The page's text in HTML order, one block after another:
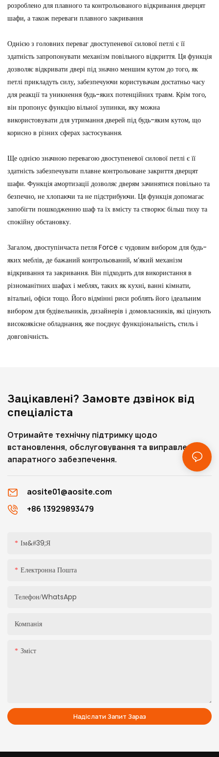
розроблено для плавного та контрольованого відкривання дверцят
шафи, а також переваги плавного закривання
Однією з головних переваг двоступеневої силової петлі є її
здатність запропонувати механізм повільного відкриття. Ця функція
дозволяє відкривати двері під значно меншим кутом до того, як
петлі прикладуть силу, забезпечуючи користувачам достатньо часу
для реакції та уникнення будь-яких потенційних травм. Крім того,
він пропонує функцію вільної зупинки, яку можна
використовувати для утримання дверей під будь-яким кутом, що
корисно в різних сферах застосування.
Ще однією значною перевагою двоступеневої силової петлі є її
здатність забезпечувати плавне контрольоване закриття дверцят
шафи. Функція амортизації дозволяє дверям зачинятися повільно та
безпечно, не хлопаючи та не підстрибуючи. Ця функція допомагає
запобігти пошкодженню шаф та їх вмісту та створює більш тиху та
спокійну обстановку.
Загалом, двоступінчаста петля Force є чудовим вибором для будь-
яких меблів, де бажаний контрольований, м’який механізм
відкривання та закривання. Він підходить для використання в
різноманітних шафах і меблях, таких як кухні, ванні кімнати,
вітальні, офіси тощо. Його відмінні риси роблять його ідеальним
вибором для будівельників, дизайнерів і домовласників, які цінують
високоякісне обладнання, яке поєднує функціональність, стиль і
довговічність.
Зацікавлені? Замовте дзвінок від
спеціаліста
Отримайте технічну підтримку щодо
встановлення, обслуговування та виправлення
апаратного забезпечення.
aosite01@aosite.com
+86 13929893479
Ім&#39;я
Електронна Пошта
Телефон/WhatsApp
Компанія
Зміст
Надіслати Запит Зараз